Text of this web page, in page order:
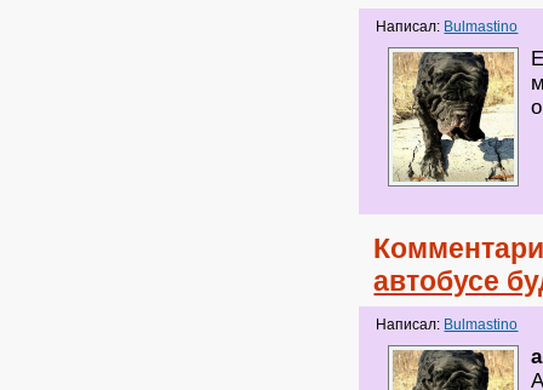
Написал: Bulmastino
автобусе
Написал: Bulmastino